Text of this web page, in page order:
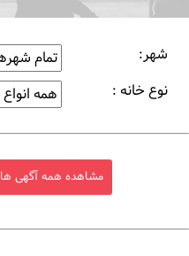
شهر:
نوع خانه :
مشاهده همه آگهی ها